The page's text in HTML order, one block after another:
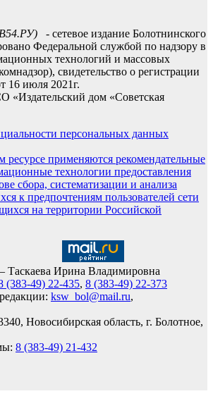
- сетевое издание Болотнинского
Федеральной службой по надзору в
технологий и массовых
свидетельство о регистрации
июля 2021г.
«Издательский дом «Советская
персональных данных
применяются рекомендательные
технологии предоставления
сбора, систематизации и анализа
к предпочтениям пользователей сети
на территории Российской
Таскаева Ирина Владимировна
(383-49) 22-435, 8 (383-49) 22-373
ksw_bol@mail.ru,
Новосибирская область, г. Болотное,
8 (383-49) 21-432